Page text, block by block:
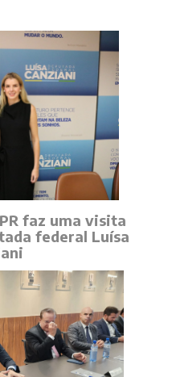
faz uma visita
federal Luísa